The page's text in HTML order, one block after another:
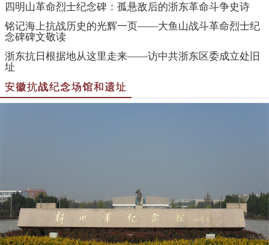
四明山革命烈士纪念碑：孤悬敌后的浙东革命斗争史诗
铭记海上抗战历史的光辉一页——大鱼山战斗革命烈士纪
念碑碑文敬读
浙东抗日根据地从这里走来——访中共浙东区委成立处旧
址
安徽抗战纪念场馆和遗址